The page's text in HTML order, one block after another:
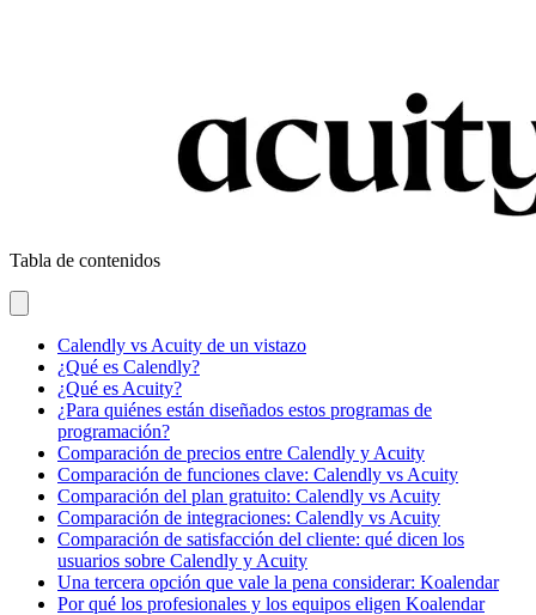
Tabla de contenidos
Calendly vs Acuity de un vistazo
¿Qué es Calendly?
¿Qué es Acuity?
¿Para quiénes están diseñados estos programas de
programación?
Comparación de precios entre Calendly y Acuity
Comparación de funciones clave: Calendly vs Acuity
Comparación del plan gratuito: Calendly vs Acuity
Comparación de integraciones: Calendly vs Acuity
Comparación de satisfacción del cliente: qué dicen los
usuarios sobre Calendly y Acuity
Una tercera opción que vale la pena considerar: Koalendar
Por qué los profesionales y los equipos eligen Koalendar